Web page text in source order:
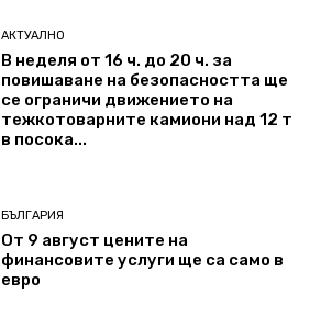
АКТУАЛНО
В неделя от 16 ч. до 20 ч. за
повишаване на безопасността ще
се ограничи движението на
тежкотоварните камиони над 12 т
в посока...
БЪЛГАРИЯ
От 9 август цените на
финансовите услуги ще са само в
евро